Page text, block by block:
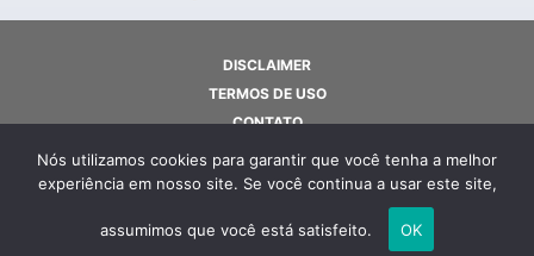
DISCLAIMER
TERMOS DE USO
CONTATO
SOBRE NÓS
POLÍTICA DE PRIVACIDADE
COPYRIGHT © 2026 - BANCA DE INFORMAÇÕES
Nós utilizamos cookies para garantir que você tenha a melhor
experiência em nosso site. Se você continua a usar este site,
assumimos que você está satisfeito. OK